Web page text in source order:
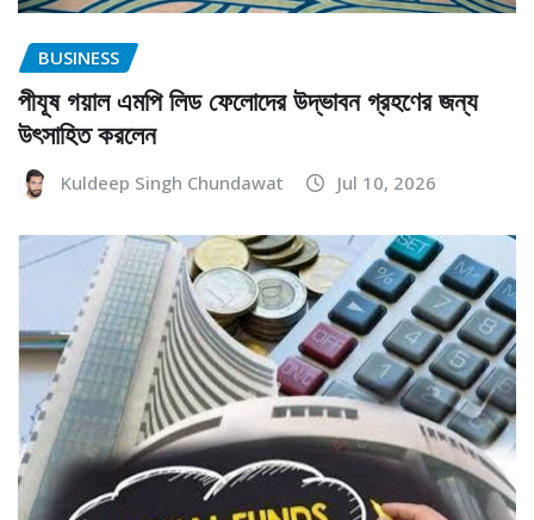
BUSINESS
পীযূষ গয়াল এমপি লিড ফেলোদের উদ্ভাবন গ্রহণের জন্য
উৎসাহিত করলেন
Kuldeep Singh Chundawat Jul 10, 2026